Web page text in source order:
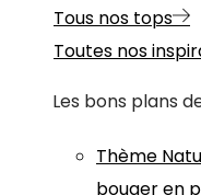
Tous nos tops
Toutes nos
Les bons plans
Thème
bouger en